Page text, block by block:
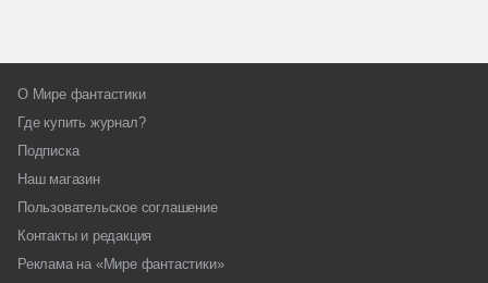
О Мире фантастики
Где купить журнал?
Подписка
Наш магазин
Пользовательское соглашение
Контакты и редакция
Реклама на «Мире фантастики»